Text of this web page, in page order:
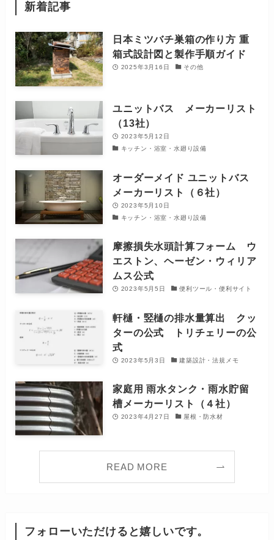
新着記事
日本ミツバチ巣箱の作り方 重
箱式設計図と製作手順ガイド
2025年3月16日 その他
ユニットバス メーカーリスト
（13社）
2023年5月12日
キッチン・浴室・水廻り設備
オーダーメイド ユニットバス
メーカーリスト（６社）
2023年5月10日
キッチン・浴室・水廻り設備
摩擦損失水頭計算フォーム ウ
エストン、ヘーゼン・ウィリア
ムス公式
2023年5月5日 便利ツール・便利サイト
軒樋・竪樋の排水量算出 クッ
ターの公式 トリチェリーの公
式
2023年5月3日 建築設計・法規メモ
家庭用 雨水タンク・雨水貯留
槽メーカーリスト（４社）
2023年4月27日 屋根・防水材
READ MORE
フォローいただけると嬉しいです。